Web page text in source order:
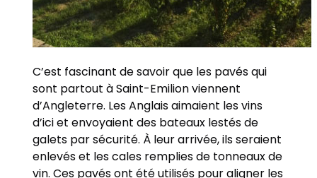
C’est fascinant de savoir que les pavés qui
sont partout à Saint-Emilion viennent
d’Angleterre. Les Anglais aimaient les vins
d’ici et envoyaient des bateaux lestés de
galets par sécurité. À leur arrivée, ils seraient
enlevés et les cales remplies de tonneaux de
vin. Ces pavés ont été utilisés pour aligner les